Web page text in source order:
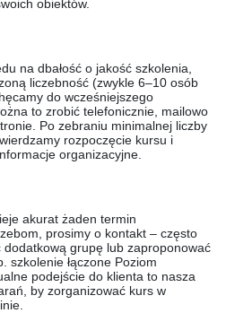
obiektów.
na dbałość o jakość szkolenia,
liczebność (zwykle 6–10 osób
do wcześniejszego
to zrobić telefonicznie, mailowo
Po zebraniu minimalnej liczby
rozpoczęcie kursu i
organizacyjne.
akurat żaden termin
prosimy o kontakt – często
grupę lub zaproponować
szkolenie łączone Poziom
podejście do klienta to nasza
by zorganizować kurs w